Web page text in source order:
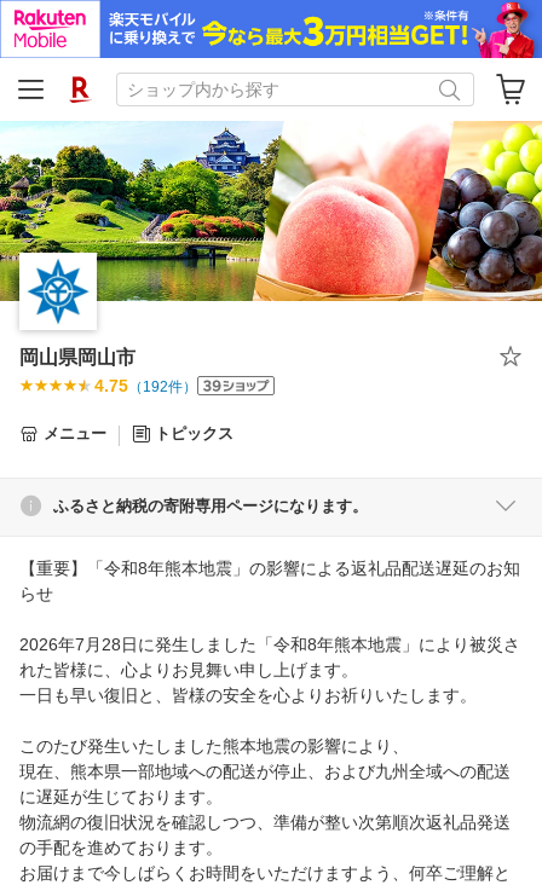
岡山県岡山市
4.75 （ 192件）
メニュー トピックス
ふるさと納税の寄附専用ページになります。
【重要】「令和8年熊本地震」の影響による返礼品配送遅延のお知
らせ
2026年7月28日に発生しました「令和8年熊本地震」により被災さ
れた皆様に、心よりお見舞い申し上げます。
一日も早い復旧と、皆様の安全を心よりお祈りいたします。
このたび発生いたしました熊本地震の影響により、
現在、熊本県一部地域への配送が停止、および九州全域への配送
に遅延が生じております。
物流網の復旧状況を確認しつつ、準備が整い次第順次返礼品発送
の手配を進めております。
お届けまで今しばらくお時間をいただけますよう、何卒ご理解と